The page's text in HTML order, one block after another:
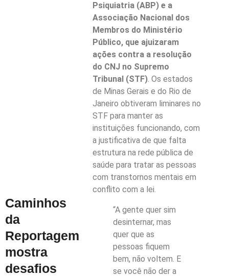
Caminhos
da
Reportagem
mostra
desafios
Psiquiatria (ABP) e a
Associação Nacional dos
Membros do Ministério
Público, que ajuizaram
ações contra a resolução
do CNJ no Supremo
Tribunal (STF). Os estados
de Minas Gerais e do Rio de
Janeiro obtiveram liminares no
STF para manter as
instituições funcionando, com
a justificativa de que falta
estrutura na rede pública de
saúde para tratar as pessoas
com transtornos mentais em
conflito com a lei.
“A gente quer sim
desinternar, mas
quer que as
pessoas fiquem
bem, não voltem. E
se você não der a